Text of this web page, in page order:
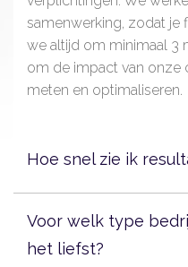
je markt en doelen, en
strategie op maat.
samenwerking, zodat je
we altijd om minimaal 3
om de impact van onze
meten en optimaliseren.
Hoe snel zie ik
kun je vaak binnen
genereren. Structurele
Voor welk type
het liefst?